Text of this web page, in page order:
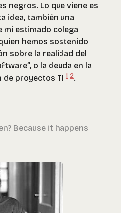
negros. Lo que viene es
idea, también una
mi estimado colega
hemos sostenido
sobre la realidad del
o la deuda en la
de proyectos TI 1 2.
Because it happens